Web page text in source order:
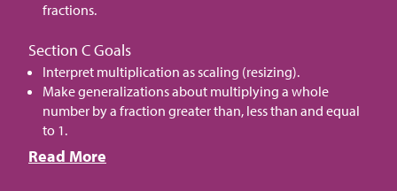
fractions.
Section C Goals
Interpret multiplication as scaling (resizing).
Make generalizations about multiplying a whole
number by a fraction greater than, less than and equal
to 1.
Read More